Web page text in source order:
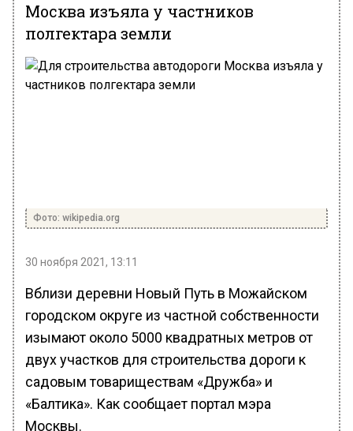
Москва изъяла у частников
полгектара земли
Фото: wikipedia.org
30 ноября 2021, 13:11
Вблизи деревни Новый Путь в Можайском
городском округе из частной собственности
изымают около 5000 квадратных метров от
двух участков для строительства дороги к
садовым товариществам «Дружба» и
«Балтика». Как сообщает портал мэра
Москвы.